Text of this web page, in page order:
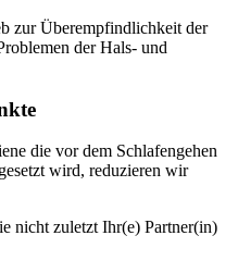
zur Überempfindlichkeit der
der Hals- und
die vor dem Schlafengehen
wird, reduzieren wir
nicht zuletzt Ihr(e) Partner(in)